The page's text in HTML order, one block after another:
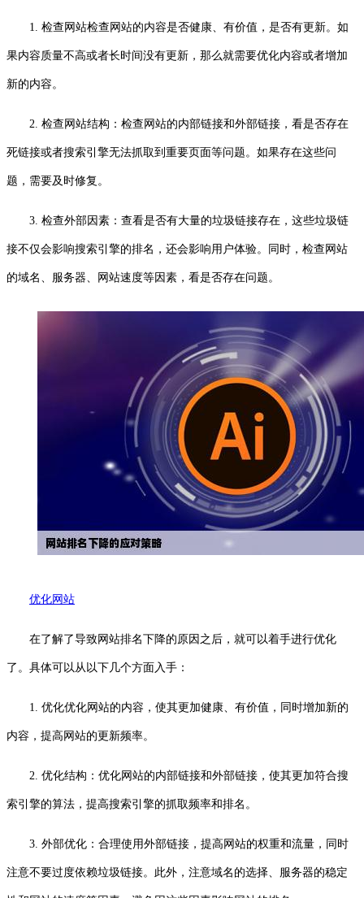
1. 检查网站检查网站的内容是否健康、有价值，是否有更新。如
果内容质量不高或者长时间没有更新，那么就需要优化内容或者增加
新的内容。
2. 检查网站结构：检查网站的内部链接和外部链接，看是否存在
死链接或者搜索引擎无法抓取到重要页面等问题。如果存在这些问
题，需要及时修复。
3. 检查外部因素：查看是否有大量的垃圾链接存在，这些垃圾链
接不仅会影响搜索引擎的排名，还会影响用户体验。同时，检查网站
的域名、服务器、网站速度等因素，看是否存在问题。
优化网站
在了解了导致网站排名下降的原因之后，就可以着手进行优化
了。具体可以从以下几个方面入手：
1. 优化优化网站的内容，使其更加健康、有价值，同时增加新的
内容，提高网站的更新频率。
2. 优化结构：优化网站的内部链接和外部链接，使其更加符合搜
索引擎的算法，提高搜索引擎的抓取频率和排名。
3. 外部优化：合理使用外部链接，提高网站的权重和流量，同时
注意不要过度依赖垃圾链接。此外，注意域名的选择、服务器的稳定